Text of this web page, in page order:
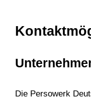
Die Persowerk